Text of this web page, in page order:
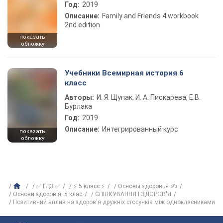
показать
обложку
Год: 2019
Описание: Family and Friends 4 workbook
2nd edition
показать
обложку
Учебники Всемирная история 6
класс
Авторы: И. Я. Щупак, И. А. Пискарева, Е.В.
Бурлака
Год: 2019
Описание: Интегрированный курс
✅ ГДЗ ✅ ⚡ 5 класс ⚡
Основы здоровья ✍
Основи здоров'я, 5 клас
СПІЛКУВАННЯ І ЗДОРОВ'Я
Позитивний вплив на здоров'я дружніх стосунків між однокласниками